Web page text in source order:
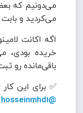
می‌دونیم که
می‌کردید و
اگه اکانت
خریده بودی،
باقی‌مانده رو
✅ برای این
@hosseinmhd1